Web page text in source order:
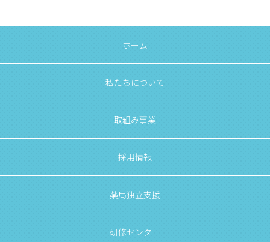
ホーム
私たちについて
取組み事業
採用情報
薬局独立支援
研修センター